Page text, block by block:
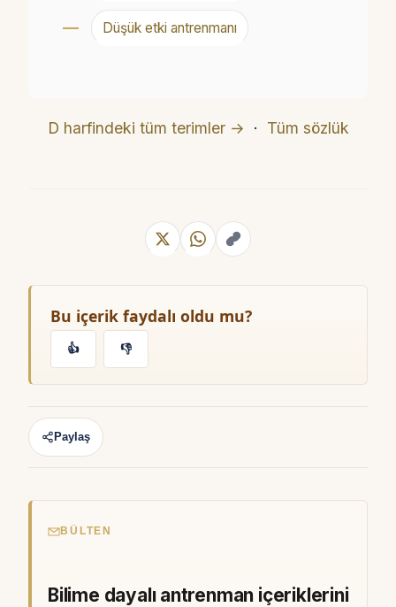
Düşük etki antrenmanı
D harfindeki tüm terimler → · Tüm sözlük
Bu içerik faydalı oldu mu?
👍 👎
Paylaş
BÜLTEN
Bilime dayalı antrenman içeriklerini